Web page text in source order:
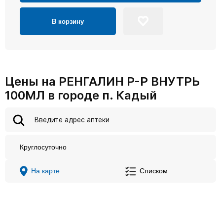
В корзину
Цены на РЕНГАЛИН Р-Р ВНУТРЬ
100МЛ в городе п. Кадый
Круглосуточно
На карте Списком